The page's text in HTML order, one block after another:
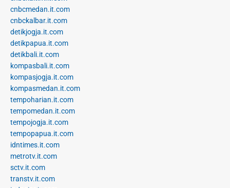
cnbcmedan.it.com
cnbckalbar.it.com
detikjogja.it.com
detikpapua.it.com
detikbali.it.com
kompasbali.it.com
kompasjogja.it.com
kompasmedan.it.com
tempoharian.it.com
tempomedan.it.com
tempojogja.it.com
tempopapua.it.com
idntimes.it.com
metrotv.it.com
sctv.it.com
transtv.it.com